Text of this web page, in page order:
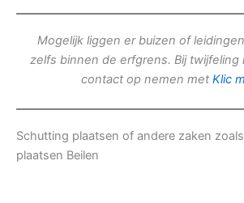
Mogelijk liggen er buizen of
zelfs binnen de erfgrens. Bij twijfeling
contact op nemen met Klic
Schutting plaatsen of andere zaken
plaatsen Beilen